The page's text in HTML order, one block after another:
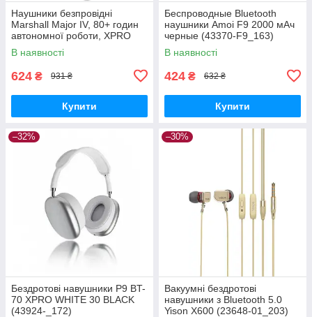
Наушники безпровідні
Marshall Major IV, 80+ годин
автономної роботи, XPRO
(44691-_291)
В наявності
624 ₴ 931 ₴
Купити
Беспроводные Bluetooth
наушники Amoi F9 2000 мАч
черные (43370-F9_163)
В наявності
424 ₴ 632 ₴
Купити
–32%
Бездротові навушники P9 BT-
70 XPRO WHITE 30 BLACK
(43924-_172)
–30%
Вакуумні бездротові
навушники з Bluetooth 5.0
Yison X600 (23648-01_203)